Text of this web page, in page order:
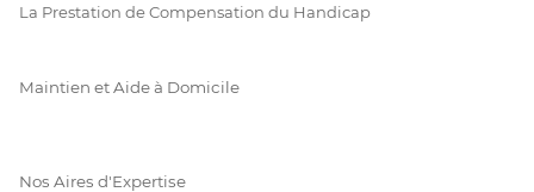
La Prestation de Compensation du Handicap
Maintien et Aide à Domicile
Nos Aires d'Expertise